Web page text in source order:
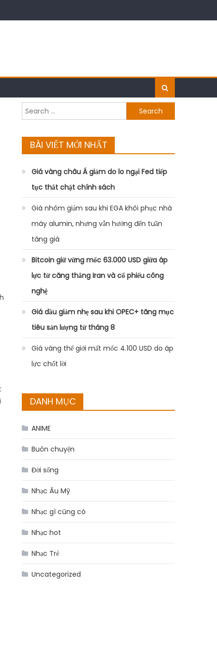
Search
for:
BÀI VIẾT MỚI NHẤT
Giá vàng châu Á giảm do lo ngại Fed tiếp
tục thắt chặt chính sách
Giá nhôm giảm sau khi EGA khôi phục nhà
máy alumin, nhưng vẫn hướng đến tuần
tăng giá
Bitcoin giữ vững mốc 63.000 USD giữa áp
lực từ căng thẳng Iran và cổ phiếu công
nghệ
Giá dầu giảm nhẹ sau khi OPEC+ tăng mục
tiêu sản lượng từ tháng 8
Giá vàng thế giới mất mốc 4.100 USD do áp
lực chốt lời
DANH MỤC
ANIME
Buôn chuyện
Đời sống
Nhạc Âu Mỹ
Nhạc gì cũng có
Nhạc hot
Nhạc Trẻ
Uncategorized